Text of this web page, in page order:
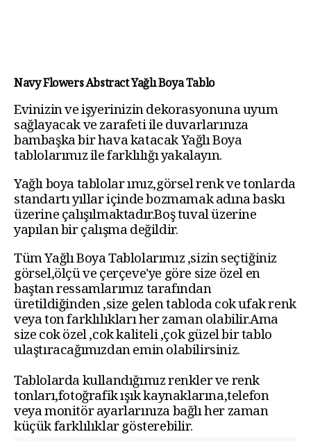
Navy Flowers Abstract Yağlı Boya Tablo
Evinizin ve işyerinizin dekorasyonuna uyum
sağlayacak ve zarafeti ile duvarlarınıza
bambaşka bir hava katacak Yağlı Boya
tablolarımız ile farklılığı yakalayın.
Yağlı boya tablolar ımız,görsel renk ve tonlarda
standartı yıllar içinde bozmamak adına baskı
üzerine çalışılmaktadır.Boş tuval üzerine
yapılan bir çalışma değildir.
Tüm Yağlı Boya Tablolarımız ,sizin seçtiğiniz
görsel,ölçü ve çerçeve'ye göre size özel en
baştan ressamlarımız tarafından
üretildiğinden ,size gelen tabloda cok ufak renk
veya ton farklılıkları her zaman olabilir.Ama
size cok özel ,cok kaliteli ,çok güzel bir tablo
ulaştıracağımızdan emin olabilirsiniz.
Tablolarda kullandığımız renkler ve renk
tonları,fotoğrafik ışık kaynaklarına,telefon
veya monitör ayarlarınıza bağlı her zaman
küçük farklılıklar gösterebilir.